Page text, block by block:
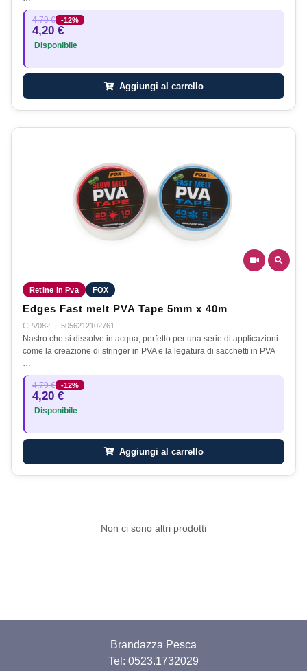
4,79 € -12%
4,20 €
Disponibile
Aggiungi al carrello
Retine in Pva FOX
Edges Fast melt PVA Tape 5mm x 40m
CPV082 · 5056212102761
Nastro che si dissolve in acqua, perfetto per una serie di applicazioni
come la creazione di stringer in PVA e la legatura di sacchetti in PVA
4,79 € -12%
4,20 €
Disponibile
Aggiungi al carrello
Non ci sono altri prodotti
Brandazza Pesca
Tel: 0523.1732029